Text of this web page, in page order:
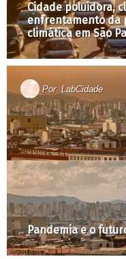
Cidade poluidora,
enfrentamento da
climática em São
Por LabCidade
Pandemia e o